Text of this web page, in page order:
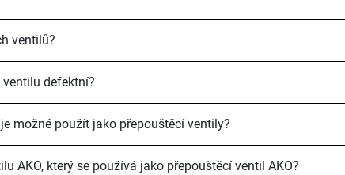
ventilů?
defektní?
možné použít jako přepouštěcí ventily?
AKO, který se používá jako přepouštěcí ventil AKO?